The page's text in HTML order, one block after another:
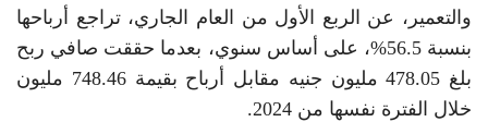
والتعمير، عن الربع الأول من العام الجاري، تراجع أرباحها
بنسبة 56.5%، على أساس سنوي، بعدما حققت صافي ربح
بلغ 478.05 مليون جنيه مقابل أرباح بقيمة 748.46 مليون
خلال الفترة نفسها من 2024.